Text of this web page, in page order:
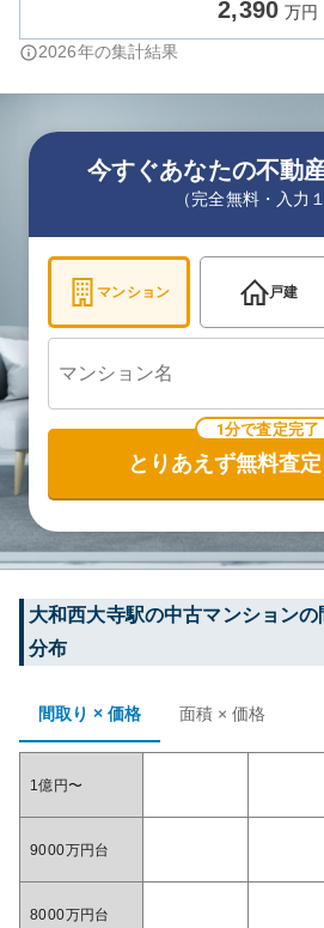
2,390 万円
2026年の集計結果
今すぐあなたの不動
（完全無料・入力
マンション 戸建
1分で査定完了
とりあえず無料査
大和西大寺駅の中古マンション
分布
間取り × 価格 面積 × 価格
1億円〜
9000万円台
8000万円台